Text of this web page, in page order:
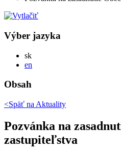
Výber jazyka
skSlovensky
en
Obsah
<Späť na Aktuality
Pozvánka na
zastupiteľstva